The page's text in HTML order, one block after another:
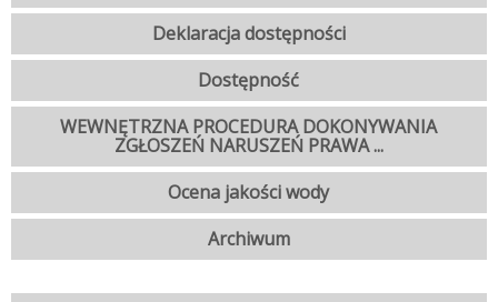
Deklaracja dostępności
Dostępność
WEWNĘTRZNA PROCEDURA DOKONYWANIA
ZGŁOSZEŃ NARUSZEŃ PRAWA ...
Ocena jakości wody
Archiwum